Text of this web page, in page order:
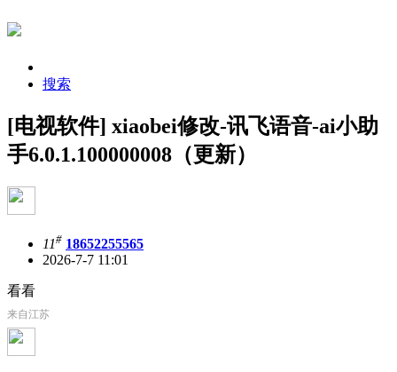
搜索
[电视软件] xiaobei修改-讯飞语音-ai小助
手6.0.1.100000008（更新）
11# 18652255565
2026-7-7 11:01
看看
来自江苏